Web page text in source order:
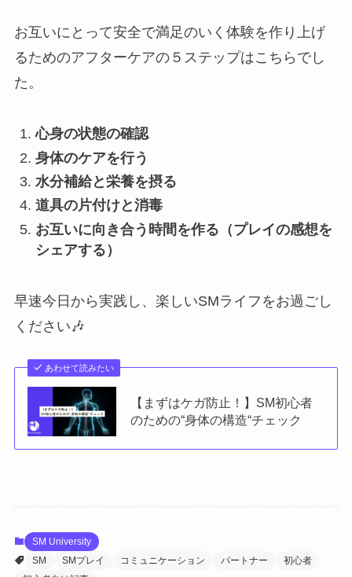
お互いにとって安全で満足のいく体験を作り上げ
るためのアフターケアの５ステップはこちらでし
た。
心身の状態の確認
身体のケアを行う
水分補給と栄養を摂る
道具の片付けと消毒
お互いに向き合う時間を作る（プレイの感想を
シェアする）
早速今日から実践し、楽しいSMライフをお過ごし
ください🎶
あわせて読みたい
【まずはケガ防止！】SM初心者
のための“身体の構造“チェック
SM University
SM
SMプレイ コミュニケーション パートナー
初心者